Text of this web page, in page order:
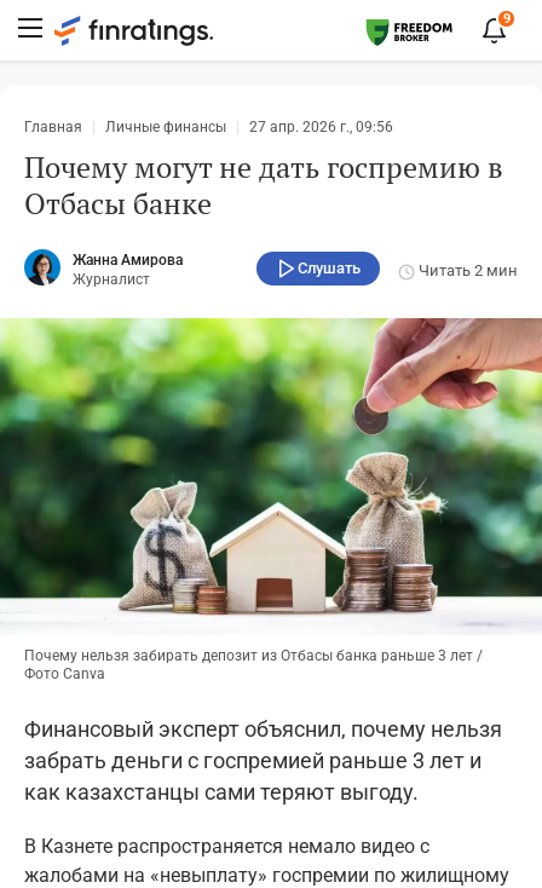
9
Главная Личные финансы 27 апр. 2026 г., 09:56
Почему могут не дать госпремию в
Отбасы банке
Жанна Амирова
Журналист
Слушать Читать 2 мин
Почему нельзя забирать депозит из Отбасы банка раньше 3 лет /
Фото Canva
Финансовый эксперт объяснил, почему нельзя
забрать деньги с госпремией раньше 3 лет и
как казахстанцы сами теряют выгоду.
В Казнете распространяется немало видео с
жалобами на «невыплату» госпремии по жилищному